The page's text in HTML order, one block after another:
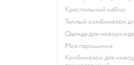
Крестильный набор
Теплый комбинезон
Одежда для
Моя горошинка
Комбинезон для новорожденных